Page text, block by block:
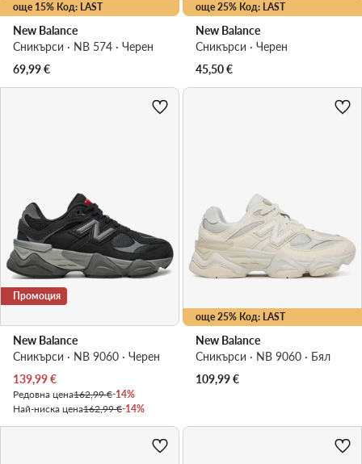
още 15% Код: LAST
New Balance
Сникърси · NB 574 · Черен
69,99€
още 25% Код: LAST
New Balance
Сникърси · Черен
45,50€
Промоция
New Balance
Сникърси · NB 9060 · Черен
Актуална цена
139,99€
Редовна цена162,99 €-14%
Най-ниска цена162,99 €-14%
още 25% Код: LAST
New Balance
Сникърси · NB 9060 · Бял
109,99€